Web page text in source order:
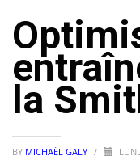
la
BY MICHAËL GALY /